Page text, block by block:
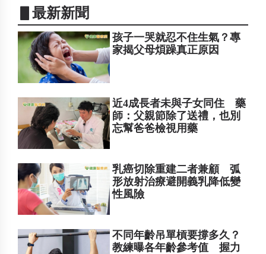
▋最新新聞
孩子一哭就忍不住生氣？專
家揭父母煩躁真正原因
近4成長者未與子女同住 藥
師：父親節除了送禮，也別
忘幫爸爸檢視用藥
乳癌切除重建二者兼顧 弧
形放射治療避開義乳降低變
性風險
不同年齡吊單槓要撐多久？
教練曝各年齡參考值 握力